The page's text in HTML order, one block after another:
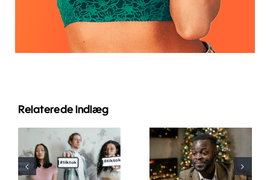
Relaterede indlæg
De bedste
video-
redigeringsapps
Sådan
skjuler du
følgere på